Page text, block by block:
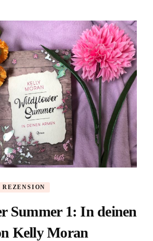
REZENSION
Summer 1: In deinen
Kelly Moran